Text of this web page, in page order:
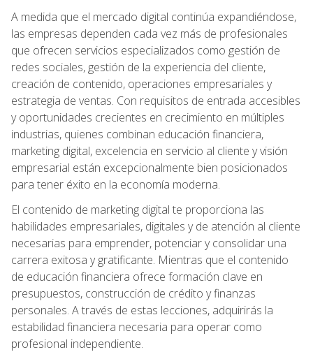
A medida que el mercado digital continúa expandiéndose,
las empresas dependen cada vez más de profesionales
que ofrecen servicios especializados como gestión de
redes sociales, gestión de la experiencia del cliente,
creación de contenido, operaciones empresariales y
estrategia de ventas. Con requisitos de entrada accesibles
y oportunidades crecientes en crecimiento en múltiples
industrias, quienes combinan educación financiera,
marketing digital, excelencia en servicio al cliente y visión
empresarial están excepcionalmente bien posicionados
para tener éxito en la economía moderna.
El contenido de marketing digital te proporciona las
habilidades empresariales, digitales y de atención al cliente
necesarias para emprender, potenciar y consolidar una
carrera exitosa y gratificante. Mientras que el contenido
de educación financiera ofrece formación clave en
presupuestos, construcción de crédito y finanzas
personales. A través de estas lecciones, adquirirás la
estabilidad financiera necesaria para operar como
profesional independiente.